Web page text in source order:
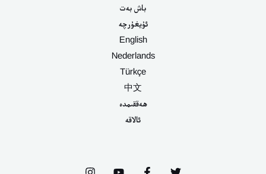
باش بەت
ئۇيغۇرچە
English
Nederlands
Türkçe
中文
ھەققىمدە
ئالاقە